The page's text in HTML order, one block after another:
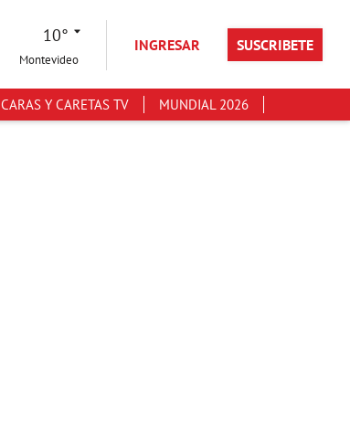
10°
Montevideo
INGRESAR SUSCRIBETE
CARAS Y CARETAS TV MUNDIAL 2026